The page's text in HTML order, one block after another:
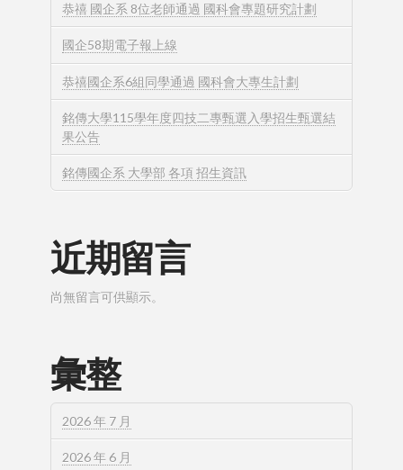
恭禧 國企系 8位老師通過 國科會專題研究計劃
國企58期電子報上線
恭禧國企系6組同學通過 國科會大專生計劃
銘傳大學115學年度四技二專甄選入學招生甄選結
果公告
銘傳國企系 大學部 各項 招生資訊
近期留言
尚無留言可供顯示。
彙整
2026 年 7 月
2026 年 6 月